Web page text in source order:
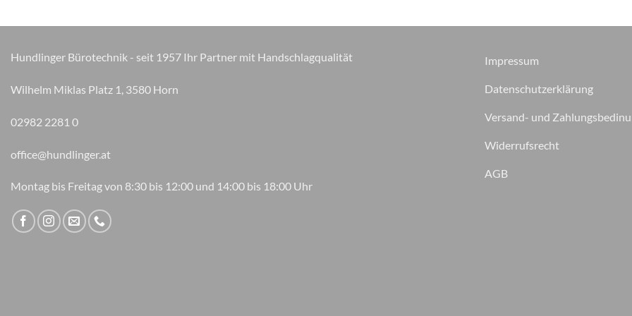
der
gewählt
Hundlinger Bürotechnik - seit 1957 Ihr Partner mit Handschlagqualität
Wilhelm Miklas Platz 1, 3580 Horn
02982 2281 0
office@hundlinger.at
Montag bis Freitag von 8:30 bis 12:00 und 14:00 bis 18:00 Uhr
Impressum
Datenschutzerklärung
Versand- und
Widerrufsrecht
AGB